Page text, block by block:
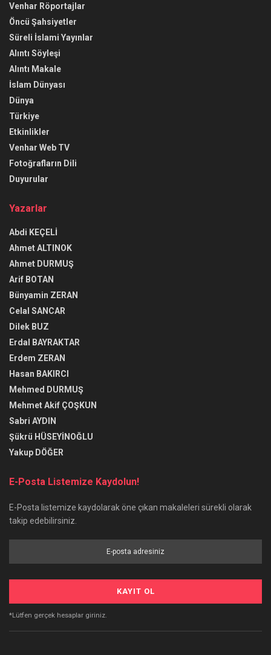
Venhar Röportajlar
Öncü Şahsiyetler
Süreli İslami Yayınlar
Alıntı Söyleşi
Alıntı Makale
İslam Dünyası
Dünya
Türkiye
Etkinlikler
Venhar Web TV
Fotoğrafların Dili
Duyurular
Yazarlar
Abdi KEÇELİ
Ahmet ALTINOK
Ahmet DURMUŞ
Arif BOTAN
Bünyamin ZERAN
Celal SANCAR
Dilek BUZ
Erdal BAYRAKTAR
Erdem ZERAN
Hasan BAKIRCI
Mehmed DURMUŞ
Mehmet Akif ÇOŞKUN
Sabri AYDIN
Şükrü HÜSEYİNOĞLU
Yakup DÖĞER
E-Posta Listemize Kaydolun!
E-Posta listemize kaydolarak öne çıkan makaleleri sürekli olarak
takip edebilirsiniz.
*Lütfen gerçek hesaplar giriniz.